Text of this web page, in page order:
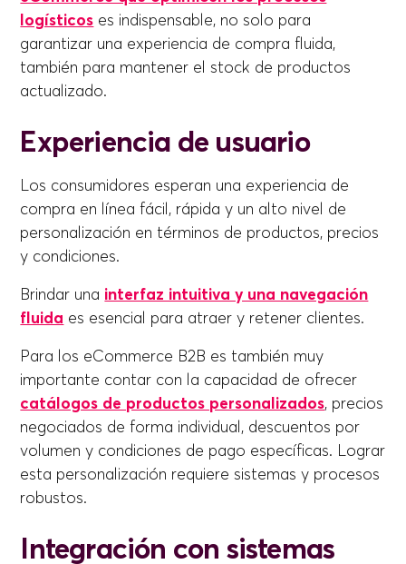
logísticos es indispensable, no solo para
garantizar una experiencia de compra fluida,
también para mantener el stock de productos
actualizado.
Experiencia de usuario
Los consumidores esperan una experiencia de
compra en línea fácil, rápida y un alto nivel de
personalización en términos de productos, precios
y condiciones.
Brindar una interfaz intuitiva y una navegación
fluida es esencial para atraer y retener clientes.
Para los eCommerce B2B es también muy
importante contar con la capacidad de ofrecer
catálogos de productos personalizados, precios
negociados de forma individual, descuentos por
volumen y condiciones de pago específicas. Lograr
esta personalización requiere sistemas y procesos
robustos.
Integración con sistemas